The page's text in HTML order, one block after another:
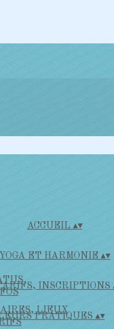
ACCUEIL ▴▾
YOGA ET HARMONIE ▴▾
INSCRIPTIONS
LIEUX
PRATIQUES ▴▾